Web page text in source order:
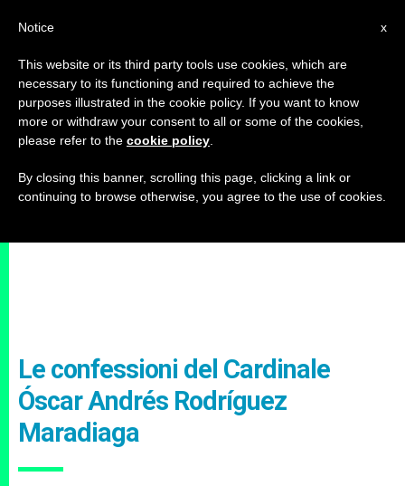
Le confessioni del Cardinale
Óscar Andrés Rodríguez
Maradiaga
x
Notice
This website or its third party tools use cookies, which are
necessary to its functioning and required to achieve the
purposes illustrated in the cookie policy. If you want to know
more or withdraw your consent to all or some of the cookies,
please refer to the cookie policy
By closing this banner, scrolling this page, clicking a link or
continuing to browse otherwise, you agree to the use of cookies.